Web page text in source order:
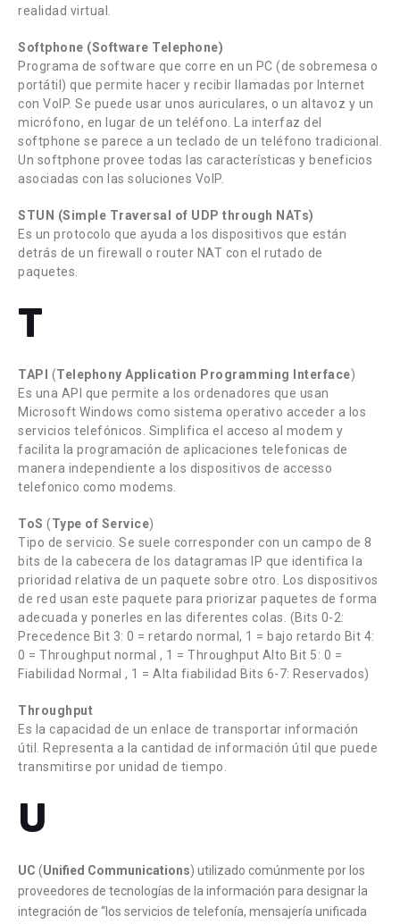
realidad virtual.
Softphone (Software Telephone)
Programa de software que corre en un PC (de sobremesa o
portátil) que permite hacer y recibir llamadas por Internet
con VoIP. Se puede usar unos auriculares, o un altavoz y un
micrófono, en lugar de un teléfono. La interfaz del
softphone se parece a un teclado de un teléfono tradicional.
Un softphone provee todas las características y beneficios
asociadas con las soluciones VoIP.
STUN (Simple Traversal of UDP through NATs)
Es un protocolo que ayuda a los dispositivos que están
detrás de un firewall o router NAT con el rutado de
paquetes.
T
TAPI (Telephony Application Programming Interface)
Es una API que permite a los ordenadores que usan
Microsoft Windows como sistema operativo acceder a los
servicios telefónicos. Simplifica el acceso al modem y
facilita la programación de aplicaciones telefonicas de
manera independiente a los dispositivos de accesso
telefonico como modems.
ToS (Type of Service)
Tipo de servicio. Se suele corresponder con un campo de 8
bits de la cabecera de los datagramas IP que identifica la
prioridad relativa de un paquete sobre otro. Los dispositivos
de red usan este paquete para priorizar paquetes de forma
adecuada y ponerles en las diferentes colas. (Bits 0-2:
Precedence Bit 3: 0 = retardo normal, 1 = bajo retardo Bit 4:
0 = Throughput normal , 1 = Throughput Alto Bit 5: 0 =
Fiabilidad Normal , 1 = Alta fiabilidad Bits 6-7: Reservados)
Throughput
Es la capacidad de un enlace de transportar información
útil. Representa a la cantidad de información útil que puede
transmitirse por unidad de tiempo.
U
UC (Unified Communications) utilizado comúnmente por los
proveedores de tecnologías de la información para designar la
integración de “los servicios de telefonía, mensajería unificada